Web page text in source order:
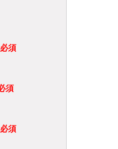
必須
須
必須